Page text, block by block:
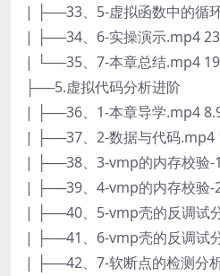
| ├──33、5-虚拟函数中的循
| ├──34、6-实操演示.mp4
| └──35、7-本章总结.mp4
├──5.虚拟代码分析进阶
| ├──36、1-本章导学.mp4
| ├──37、2-数据与代码.mp4
| ├──38、3-vmp的内存校验-
| ├──39、4-vmp的内存校验-
| ├──40、5-vmp壳的反调试
| ├──41、6-vmp壳的反调试
| ├──42、7-软断点的检测分